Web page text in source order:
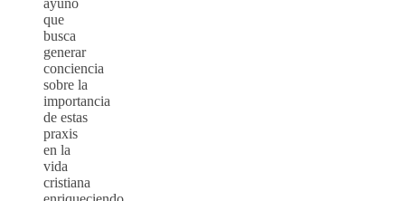
que
busca
generar
conciencia
sobre la
importancia
de estas
praxis
en la
vida
cristiana